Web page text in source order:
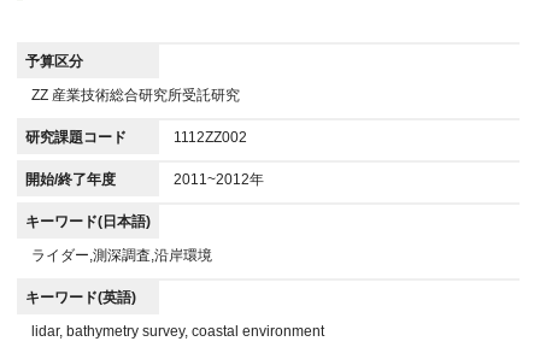
予算区分
ZZ 産業技術総合研究所受託研究
研究課題コード 1112ZZ002
開始/終了年度 2011~2012年
キーワード(日本語)
ライダー,測深調査,沿岸環境
キーワード(英語)
lidar, bathymetry survey, coastal environment